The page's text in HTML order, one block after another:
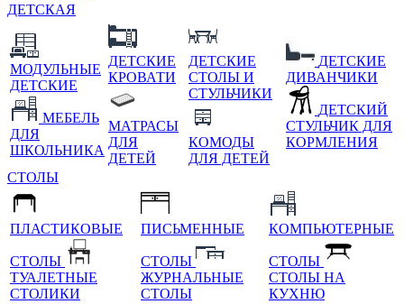
ДЕТСКАЯ
МОДУЛЬНЫЕ
ДЕТСКИЕ
МЕБЕЛЬ
ДЛЯ
ШКОЛЬНИКА
ДЕТСКИЕ
КРОВАТИ
МАТРАСЫ
ДЛЯ
ДЕТЕЙ
ДЕТСКИЕ
СТОЛЫ И
СТУЛЬЧИКИ
КОМОДЫ
ДЛЯ ДЕТЕЙ
ДЕТСКИЕ
ДИВАНЧИКИ
ДЕТСКИЙ
СТУЛЬЧИК ДЛЯ
КОРМЛЕНИЯ
СТОЛЫ
ПЛАСТИКОВЫЕ
СТОЛЫ
ТУАЛЕТНЫЕ
СТОЛИКИ
ПИСЬМЕННЫЕ
СТОЛЫ
ЖУРНАЛЬНЫЕ
СТОЛЫ
КОМПЬЮТЕРНЫЕ
СТОЛЫ
СТОЛЫ НА
КУХНЮ